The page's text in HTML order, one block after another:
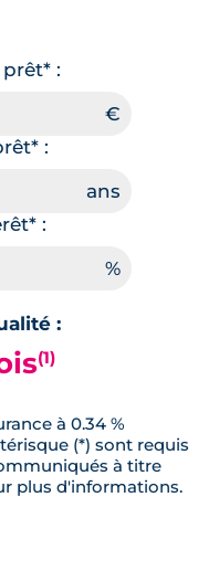
:
:
:
:
(1)
à 0.34 %
(*) sont requis
à titre
plus d'informations.